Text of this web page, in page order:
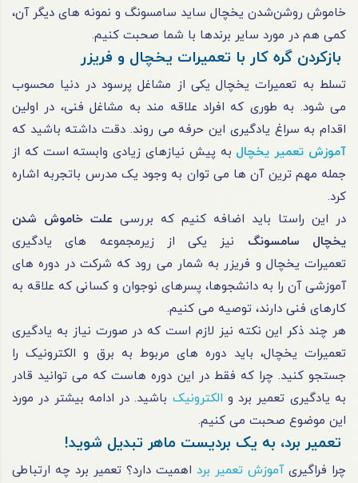
خاموش روشن‌شدن یخچال ساید سامسونگ و نمونه‌ های دیگر آن،
کمی هم در مورد سایر برندها با شما صحبت کنیم.
بازکردن گره کار با تعمیرات یخچال و فریزر
تسلط به تعمیرات یخچال یکی از مشاغل پرسود در دنیا محسوب
می‌ شود. به‌ طوری که افراد علاقه‌ مند به مشاغل فنی، در اولین
اقدام به سراغ یادگیری این حرفه می‌ روند. دقت داشته باشید که
آموزش تعمیر یخچال به پیش‌ نیازهای زیادی وابسته است که از
جمله مهم‌ ترین آن‌ ها می‌ توان به وجود یک مدرس باتجربه اشاره
کرد.
در این راستا باید اضافه کنیم که بررسی علت خاموش شدن
یخچال سامسونگ نیز یکی از زیرمجموعه‌ های یادگیری
تعمیرات یخچال و فریزر به شمار می رود که شرکت در دوره‌ های
آموزشی آن را به دانشجوها، پسرهای نوجوان و کسانی که علاقه به
کارهای فنی دارند، توصیه می‌ کنیم.
هر چند ذکر این نکته نیز لازم است که در صورت نیاز به یادگیری
تعمیرات یخچال، باید دوره‌ های مربوط به برق و الکترونیک را
جستجو کنید. چرا که فقط در این دوره‌ هاست که می‌ توانید قادر
به یادگیری تعمیر برد و الکترونیک باشید. در ادامه بیشتر در مورد
این موضوع صحبت می‌ کنیم.
تعمیر برد، به یک بردیست ماهر تبدیل شوید!
چرا فراگیریآموزش تعمیر برد اهمیت دارد؟ تعمیر برد چه ارتباطی